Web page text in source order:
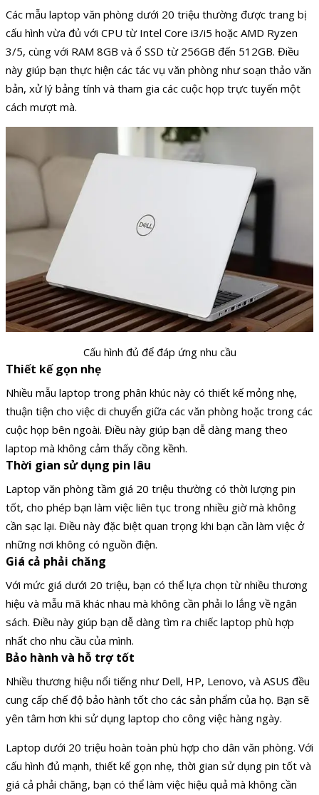
Các mẫu laptop văn phòng dưới 20 triệu thường được trang bị
cấu hình vừa đủ với CPU từ Intel Core i3/i5 hoặc AMD Ryzen
3/5, cùng với RAM 8GB và ổ SSD từ 256GB đến 512GB. Điều
này giúp bạn thực hiện các tác vụ văn phòng như soạn thảo văn
bản, xử lý bảng tính và tham gia các cuộc họp trực tuyến một
cách mượt mà.
Cấu hình đủ để đáp ứng nhu cầu
Thiết kế gọn nhẹ
Nhiều mẫu laptop trong phân khúc này có thiết kế mỏng nhẹ,
thuận tiện cho việc di chuyển giữa các văn phòng hoặc trong các
cuộc họp bên ngoài. Điều này giúp bạn dễ dàng mang theo
laptop mà không cảm thấy cồng kềnh.
Thời gian sử dụng pin lâu
Laptop văn phòng tầm giá 20 triệu thường có thời lượng pin
tốt, cho phép bạn làm việc liên tục trong nhiều giờ mà không
cần sạc lại. Điều này đặc biệt quan trọng khi bạn cần làm việc ở
những nơi không có nguồn điện.
Giá cả phải chăng
Với mức giá dưới 20 triệu, bạn có thể lựa chọn từ nhiều thương
hiệu và mẫu mã khác nhau mà không cần phải lo lắng về ngân
sách. Điều này giúp bạn dễ dàng tìm ra chiếc laptop phù hợp
nhất cho nhu cầu của mình.
Bảo hành và hỗ trợ tốt
Nhiều thương hiệu nổi tiếng như Dell, HP, Lenovo, và ASUS đều
cung cấp chế độ bảo hành tốt cho các sản phẩm của họ. Bạn sẽ
yên tâm hơn khi sử dụng laptop cho công việc hàng ngày.
Laptop dưới 20 triệu hoàn toàn phù hợp cho dân văn phòng. Với
cấu hình đủ mạnh, thiết kế gọn nhẹ, thời gian sử dụng pin tốt và
giá cả phải chăng, bạn có thể làm việc hiệu quả mà không cần